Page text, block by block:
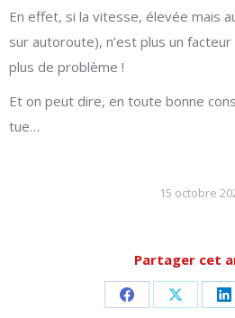
En effet, si la vitesse, élevée mais
sur autoroute), n’est plus un
plus de problème !
Et on peut dire, en toute bonne
tue…
15 octobre
Partager cet
PartagerPartager